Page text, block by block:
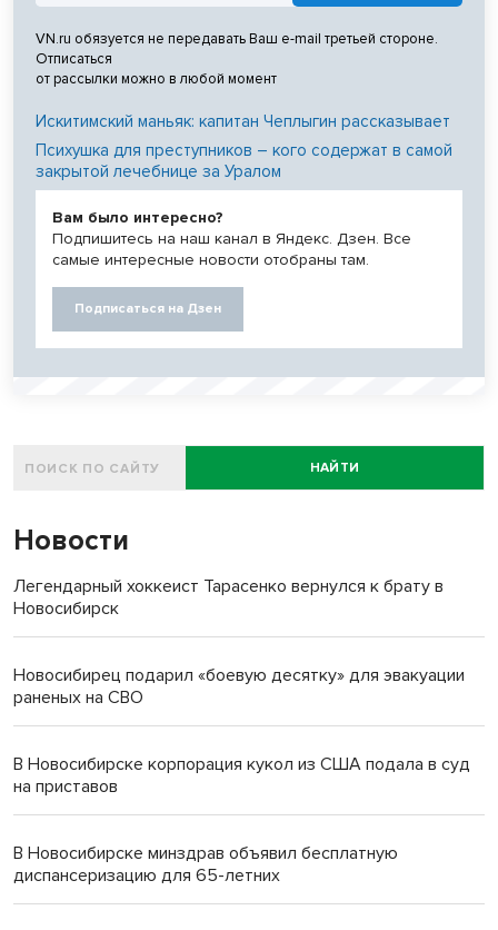
VN.ru обязуется не передавать Ваш e-mail третьей стороне.
Отписаться
от рассылки можно в любой момент
Искитимский маньяк: капитан Чеплыгин рассказывает
Психушка для преступников – кого содержат в самой
закрытой лечебнице за Уралом
Вам было интересно?
Подпишитесь на наш канал в Яндекс. Дзен. Все
самые интересные новости отобраны там.
Подписаться на Дзен
НАЙТИ
Новости
Легендарный хоккеист Тарасенко вернулся к брату в
Новосибирск
Новосибирец подарил «боевую десятку» для эвакуации
раненых на СВО
В Новосибирске корпорация кукол из США подала в суд
на приставов
В Новосибирске минздрав объявил бесплатную
диспансеризацию для 65-летних